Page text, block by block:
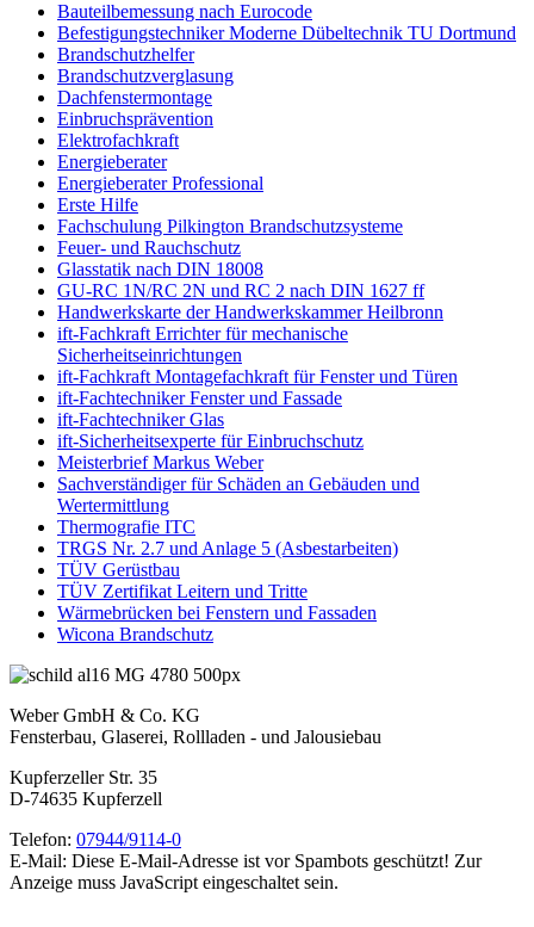
Bauteilbemessung nach Eurocode
Befestigungstechniker Moderne Dübeltechnik TU Dortmund
Brandschutzhelfer
Brandschutzverglasung
Dachfenstermontage
Einbruchsprävention
Elektrofachkraft
Energieberater
Energieberater Professional
Erste Hilfe
Fachschulung Pilkington Brandschutzsysteme
Feuer- und Rauchschutz
Glasstatik nach DIN 18008
GU-RC 1N/RC 2N und RC 2 nach DIN 1627 ff
Handwerkskarte der Handwerkskammer Heilbronn
ift-Fachkraft Errichter für mechanische
Sicherheitseinrichtungen
ift-Fachkraft Montagefachkraft für Fenster und Türen
ift-Fachtechniker Fenster und Fassade
ift-Fachtechniker Glas
ift-Sicherheitsexperte für Einbruchschutz
Meisterbrief Markus Weber
Sachverständiger für Schäden an Gebäuden und
Wertermittlung
Thermografie ITC
TRGS Nr. 2.7 und Anlage 5 (Asbestarbeiten)
TÜV Gerüstbau
TÜV Zertifikat Leitern und Tritte
Wärmebrücken bei Fenstern und Fassaden
Wicona Brandschutz
Weber GmbH & Co. KG
Fensterbau, Glaserei, Rollladen - und Jalousiebau
Kupferzeller Str. 35
D-74635 Kupferzell
Telefon: 07944/9114-0
E-Mail: Diese E-Mail-Adresse ist vor Spambots geschützt! Zur
Anzeige muss JavaScript eingeschaltet sein.